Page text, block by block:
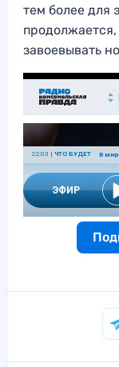
тем более для
завоевывать